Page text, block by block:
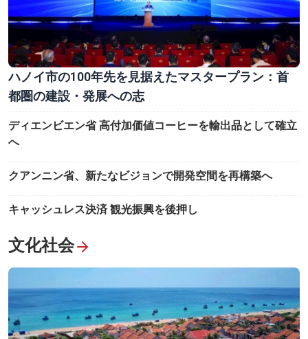
ハノイ市の100年先を見据えたマスタープラン：首
都圏の建設・発展への志
ディエンビエン省 高付加価値コーヒーを輸出品として確立
へ
クアンニン省、新たなビジョンで開発空間を再構築へ
キャッシュレス決済 観光振興を後押し
文化社会